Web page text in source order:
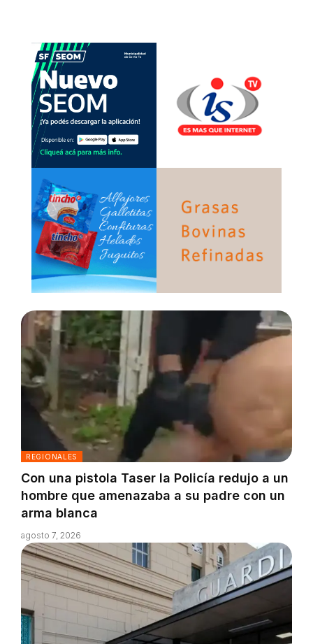
REGIONALES
Con una pistola Taser la Policía redujo a un
hombre que amenazaba a su padre con un
arma blanca
agosto 7, 2026